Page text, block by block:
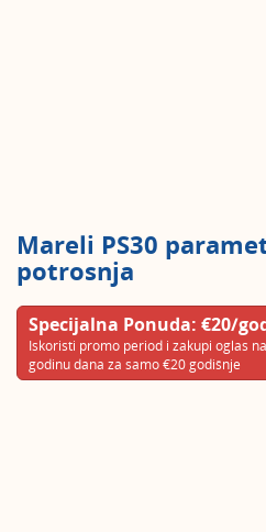
Mareli PS30
potrosnja
Specijalna Ponuda: €20/
Iskoristi promo period i zakupi oglas na
godinu dana za samo €20 godišnje